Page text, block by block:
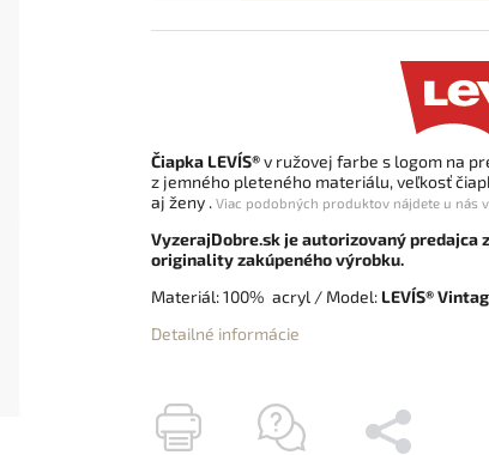
Čiapka LEVI´S®v ružovej farbe s logom na
z jemného pleteného materiálu, veľkosť
aj ženy . Viac podobných produktov nájdete u nás
VyzerajDobre.sk je autorizovaný predajca
originality zakúpeného výrobku.
Materiál: 100% acryl / Model: LEVI´S®
Detailné informácie